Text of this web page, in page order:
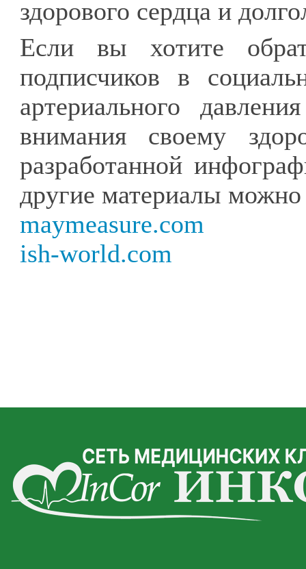
здорового сердца и
Если вы хотите
подписчиков в
артериального
внимания своему
разработанной
другие материалы можно
maymeasure.com
ish-world.com